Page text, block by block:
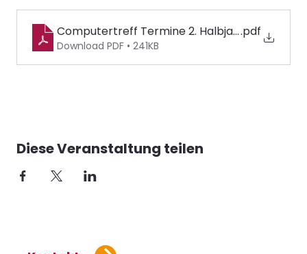
Computertreff Termine 2. Halbjahr 2026
.pdf
Download PDF • 241KB
Diese Veranstaltung teilen